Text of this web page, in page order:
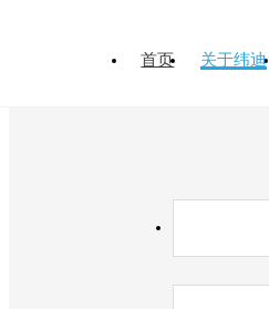
首页 关于纬迪
您的当前位置：首页>